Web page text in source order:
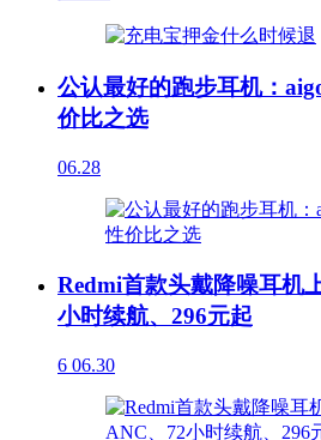
公认最好的跑步耳机：
价比之选
06.28
Redmi首款头戴降噪耳机
小时续航、296元起
6 06.30